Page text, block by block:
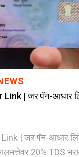
Link | जर पॅन-आधार
Link | जर पॅन-आधार
20% TDS